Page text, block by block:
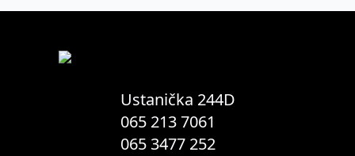
mogu
Ustanička 244D
065 213 7061
065 3477 252